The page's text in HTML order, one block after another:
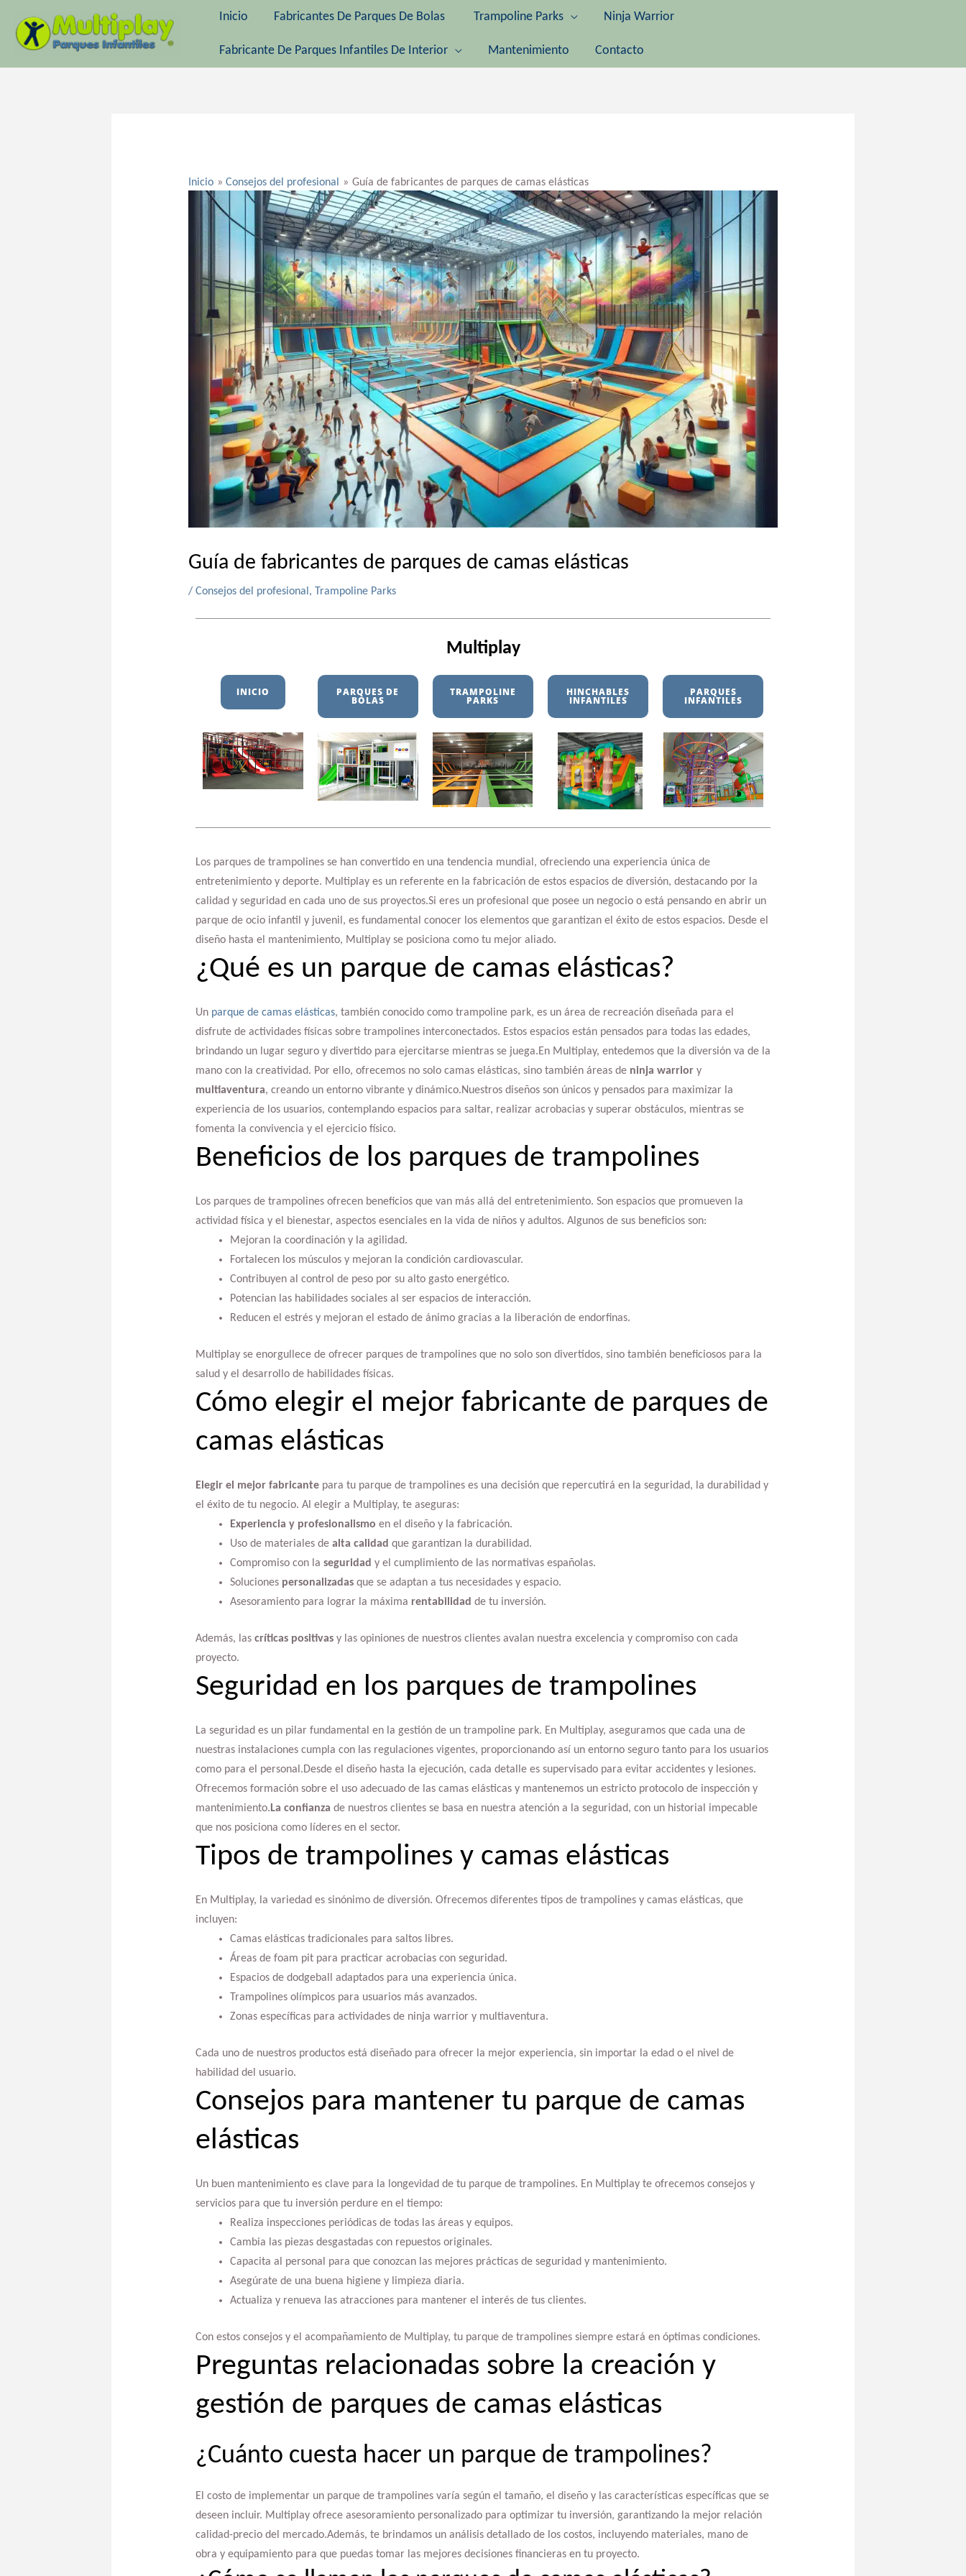
contenido
Inicio Fabricantes De Parques De Bolas Trampoline Parks Ninja Warrior
Fabricante De Parques Infantiles De Interior Mantenimiento Contacto
Inicio Consejos del profesional Guía de fabricantes de parques de camas elásticas
Guía de fabricantes de parques de camas elásticas
/ Consejos del profesional, Trampoline Parks
Multiplay
INICIO PARQUES DE
BOLAS
TRAMPOLINE
PARKS
HINCHABLES
INFANTILES
PARQUES
INFANTILES
Los parques de trampolines se han convertido en una tendencia mundial, ofreciendo una experiencia única de
entretenimiento y deporte. Multiplay es un referente en la fabricación de estos espacios de diversión, destacando por la
calidad y seguridad en cada uno de sus proyectos.Si eres un profesional que posee un negocio o está pensando en abrir un
parque de ocio infantil y juvenil, es fundamental conocer los elementos que garantizan el éxito de estos espacios. Desde el
diseño hasta el mantenimiento, Multiplay se posiciona como tu mejor aliado.
¿Qué es un parque de camas elásticas?
Un parque de camas elásticas, también conocido como trampoline park, es un área de recreación diseñada para el
disfrute de actividades físicas sobre trampolines interconectados. Estos espacios están pensados para todas las edades,
brindando un lugar seguro y divertido para ejercitarse mientras se juega.En Multiplay, entedemos que la diversión va de la
mano con la creatividad. Por ello, ofrecemos no solo camas elásticas, sino también áreas de ninja warriory
multiaventura, creando un entorno vibrante y dinámico.Nuestros diseños son únicos y pensados para maximizar la
experiencia de los usuarios, contemplando espacios para saltar, realizar acrobacias y superar obstáculos, mientras se
fomenta la convivencia y el ejercicio físico.
Beneficios de los parques de trampolines
Los parques de trampolines ofrecen beneficios que van más allá del entretenimiento. Son espacios que promueven la
actividad física y el bienestar, aspectos esenciales en la vida de niños y adultos. Algunos de sus beneficios son:
Mejoran la coordinación y la agilidad.
Fortalecen los músculos y mejoran la condición cardiovascular.
Contribuyen al control de peso por su alto gasto energético.
Potencian las habilidades sociales al ser espacios de interacción.
Reducen el estrés y mejoran el estado de ánimo gracias a la liberación de endorfinas.
Multiplay se enorgullece de ofrecer parques de trampolines que no solo son divertidos, sino también beneficiosos para la
salud y el desarrollo de habilidades físicas.
Cómo elegir el mejor fabricante de parques de
camas elásticas
Elegir el mejor fabricantepara tu parque de trampolines es una decisión que repercutirá en la seguridad, la durabilidad y
el éxito de tu negocio. Al elegir a Multiplay, te aseguras:
Experiencia y profesionalismo en el diseño y la fabricación.
Uso de materiales de alta calidad que garantizan la durabilidad.
Compromiso con la seguridad y el cumplimiento de las normativas españolas.
Soluciones personalizadasque se adaptan a tus necesidades y espacio.
Asesoramiento para lograr la máxima rentabilidad de tu inversión.
Además, las críticas positivasy las opiniones de nuestros clientes avalan nuestra excelencia y compromiso con cada
proyecto.
Seguridad en los parques de trampolines
La seguridad es un pilar fundamental en la gestión de un trampoline park. En Multiplay, aseguramos que cada una de
nuestras instalaciones cumpla con las regulaciones vigentes, proporcionando así un entorno seguro tanto para los usuarios
como para el personal.Desde el diseño hasta la ejecución, cada detalle es supervisado para evitar accidentes y lesiones.
Ofrecemos formación sobre el uso adecuado de las camas elásticas y mantenemos un estricto protocolo de inspección y
mantenimiento.La confianza de nuestros clientes se basa en nuestra atención a la seguridad, con un historial impecable
que nos posiciona como líderes en el sector.
Tipos de trampolines y camas elásticas
En Multiplay, la variedad es sinónimo de diversión. Ofrecemos diferentes tipos de trampolines y camas elásticas, que
incluyen:
Camas elásticas tradicionales para saltos libres.
Áreas de foam pit para practicar acrobacias con seguridad.
Espacios de dodgeball adaptados para una experiencia única.
Trampolines olímpicos para usuarios más avanzados.
Zonas específicas para actividades de ninja warrior y multiaventura.
Cada uno de nuestros productos está diseñado para ofrecer la mejor experiencia, sin importar la edad o el nivel de
habilidad del usuario.
Consejos para mantener tu parque de camas
elásticas
Un buen mantenimiento es clave para la longevidad de tu parque de trampolines. En Multiplay te ofrecemos consejos y
servicios para que tu inversión perdure en el tiempo:
Realiza inspecciones periódicas de todas las áreas y equipos.
Cambia las piezas desgastadas con repuestos originales.
Capacita al personal para que conozcan las mejores prácticas de seguridad y mantenimiento.
Asegúrate de una buena higiene y limpieza diaria.
Actualiza y renueva las atracciones para mantener el interés de tus clientes.
Con estos consejos y el acompañamiento de Multiplay, tu parque de trampolines siempre estará en óptimas condiciones.
Preguntas relacionadas sobre la creación y
gestión de parques de camas elásticas
¿Cuánto cuesta hacer un parque de trampolines?
El costo de implementar un parque de trampolines varía según el tamaño, el diseño y las características específicas que se
deseen incluir. Multiplay ofrece asesoramiento personalizado para optimizar tu inversión, garantizando la mejor relación
calidad-precio del mercado.Además, te brindamos un análisis detallado de los costos, incluyendo materiales, mano de
obra y equipamiento para que puedas tomar las mejores decisiones financieras en tu proyecto.